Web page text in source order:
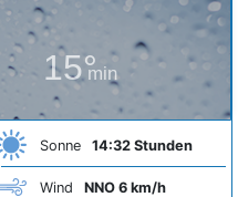
15°
min
Sonne 14:32 Stunden
Wind NNO 6 km/h